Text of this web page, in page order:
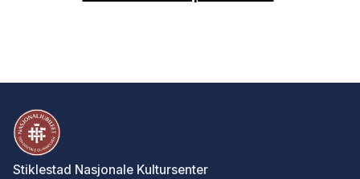
Stiklestad Nasjonale Kultursenter